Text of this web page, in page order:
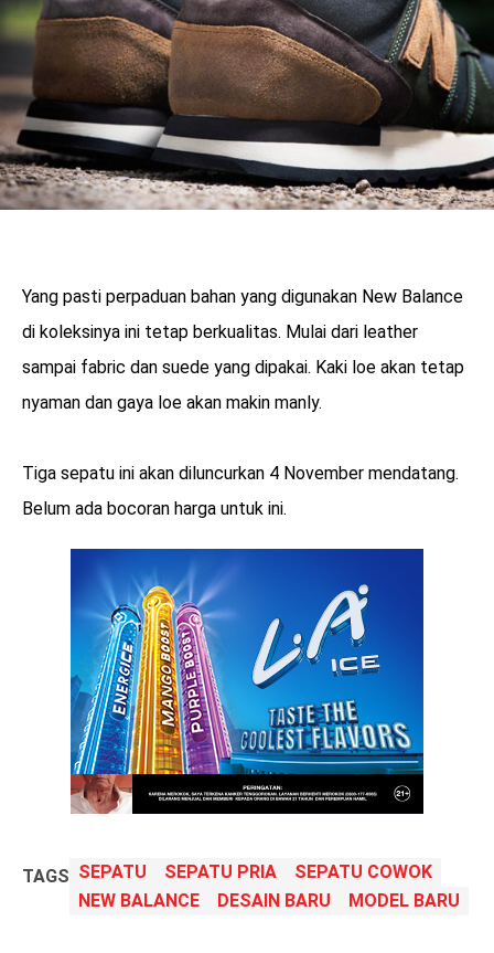
Yang pasti perpaduan bahan yang digunakan New Balance
di koleksinya ini tetap berkualitas. Mulai dari leather
sampai fabric dan suede yang dipakai. Kaki loe akan tetap
nyaman dan gaya loe akan makin manly.
Tiga sepatu ini akan diluncurkan 4 November mendatang.
Belum ada bocoran harga untuk ini.
TAGS SEPATU SEPATU PRIA
SEPATU COWOK
NEW BALANCE
DESAIN BARU MODEL BARU